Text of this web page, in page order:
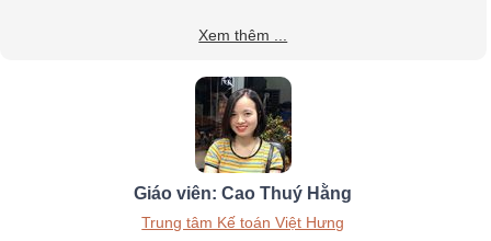
Xem thêm ...
Giáo viên: Cao Thuý Hằng
Trung tâm Kế toán Việt Hưng